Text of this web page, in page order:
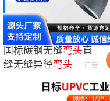
国标碳钢无缝弯头直
缝无缝异径弯头 高压
广告